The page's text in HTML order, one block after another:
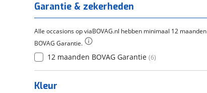
Garantie & zekerheden
Alle occasions op viaBOVAG.nl hebben minimaal 12 maanden
BOVAG Garantie.
12 maanden BOVAG Garantie (6)
Kleur